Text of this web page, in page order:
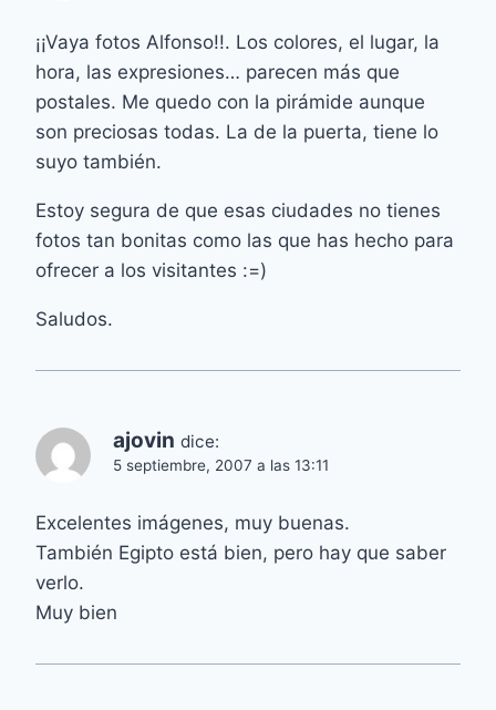
¡¡Vaya fotos Alfonso!!. Los colores, el lugar, la
hora, las expresiones… parecen más que
postales. Me quedo con la pirámide aunque
son preciosas todas. La de la puerta, tiene lo
suyo también.
Estoy segura de que esas ciudades no tienes
fotos tan bonitas como las que has hecho para
ofrecer a los visitantes :=)
Saludos.
ajovin dice:
5 septiembre, 2007 a las 13:11
Excelentes imágenes, muy buenas.
También Egipto está bien, pero hay que saber
verlo.
Muy bien